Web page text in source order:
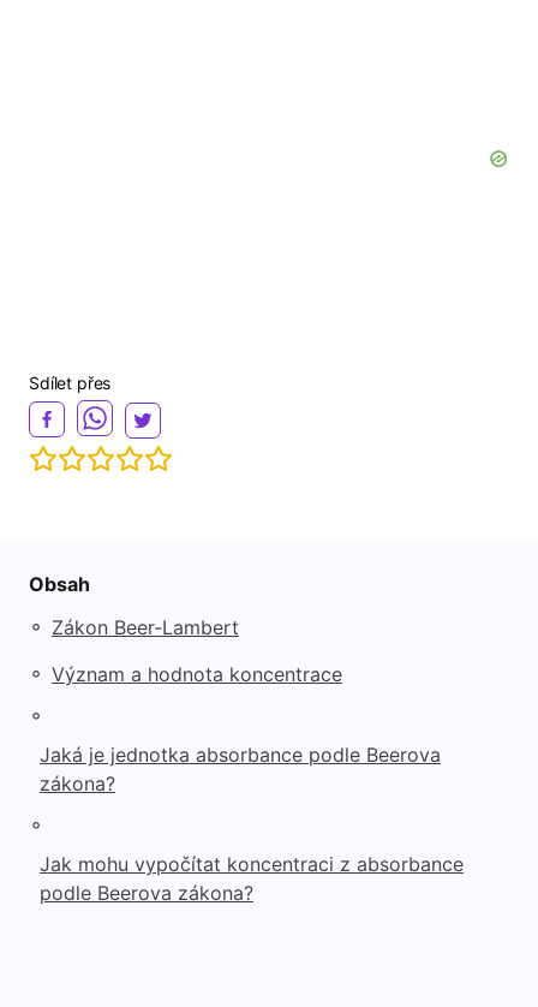
Sdílet přes
Obsah
◦ Zákon Beer-Lambert
◦ Význam a hodnota koncentrace
◦
Jaká je jednotka absorbance podle Beerova
zákona?
◦
Jak mohu vypočítat koncentraci z absorbance
podle Beerova zákona?